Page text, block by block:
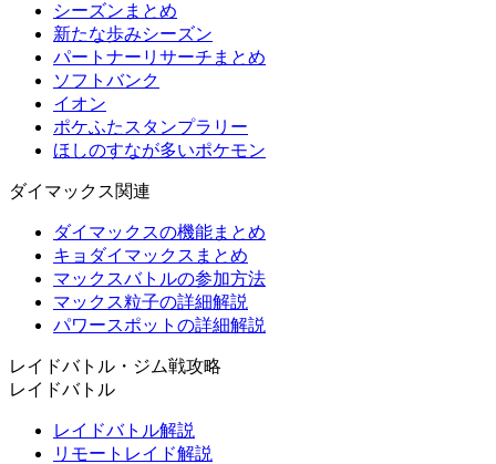
シーズンまとめ
新たな歩みシーズン
パートナーリサーチまとめ
ソフトバンク
イオン
ポケふたスタンプラリー
ほしのすなが多いポケモン
ダイマックス関連
ダイマックスの機能まとめ
キョダイマックスまとめ
マックスバトルの参加方法
マックス粒子の詳細解説
パワースポットの詳細解説
レイドバトル・ジム戦攻略
レイドバトル
レイドバトル解説
リモートレイド解説